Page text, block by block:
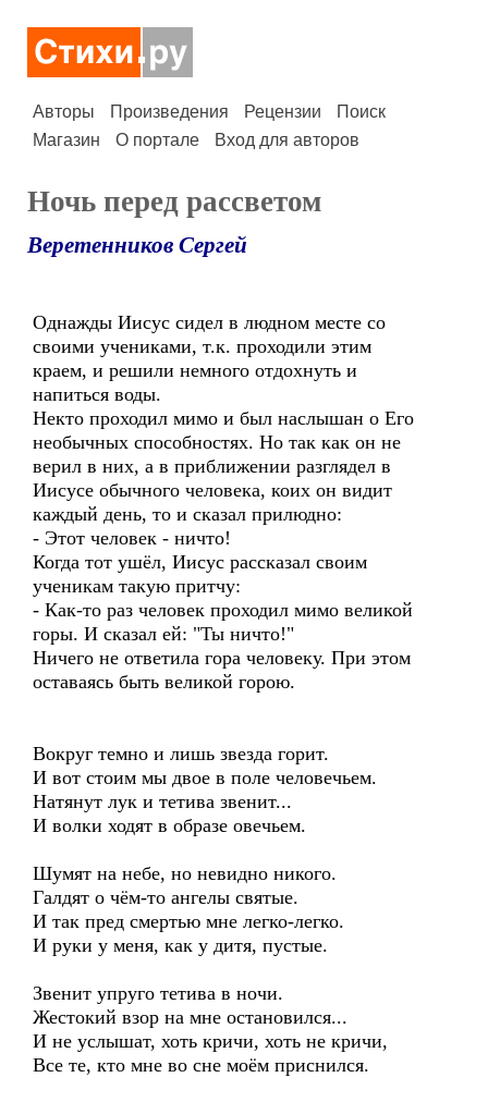
Авторы Произведения Рецензии
Поиск
Магазин
О портале Вход для авторов
Ночь перед рассветом
Веретенников Сергей
Однажды Иисус сидел в людном месте со
своими учениками, т.к. проходили этим
краем, и решили немного отдохнуть и
напиться воды.
Некто проходил мимо и был наслышан о Его
необычных способностях. Но так как он не
верил в них, а в приближении разглядел в
Иисусе обычного человека, коих он видит
каждый день, то и сказал прилюдно:
- Этот человек - ничто!
Когда тот ушёл, Иисус рассказал своим
ученикам такую притчу:
- Как-то раз человек проходил мимо великой
горы. И сказал ей: "Ты ничто!"
Ничего не ответила гора человеку. При этом
оставаясь быть великой горою.
Вокруг темно и лишь звезда горит.
И вот стоим мы двое в поле человечьем.
Натянут лук и тетива звенит...
И волки ходят в образе овечьем.
Шумят на небе, но невидно никого.
Галдят о чём-то ангелы святые.
И так пред смертью мне легко-легко.
И руки у меня, как у дитя, пустые.
Звенит упруго тетива в ночи.
Жестокий взор на мне остановился...
И не услышат, хоть кричи, хоть не кричи,
Все те, кто мне во сне моём приснился.